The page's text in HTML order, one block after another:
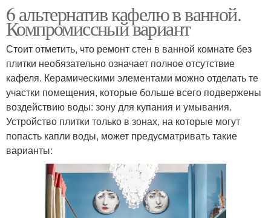
6 альтернатив кафелю в ванной.
Компромиссный вариант
Стоит отметить, что ремонт стен в ванной комнате без
плитки необязательно означает полное отсутствие
кафеля. Керамическими элементами можно отделать те
участки помещения, которые больше всего подвержены
воздействию воды: зону для купания и умывания.
Устройство плитки только в зонах, на которые могут
попасть капли воды, может предусматривать такие
варианты: